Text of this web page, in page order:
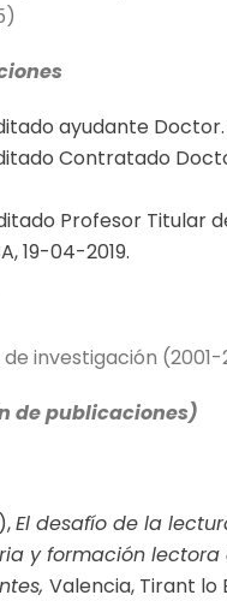
ayudante Doctor.
Contratado
Profesor Titular
19-04-2019.
investigación (2001-
de publicaciones)
El desafío de la
y formación lectora
Valencia, Tirant lo